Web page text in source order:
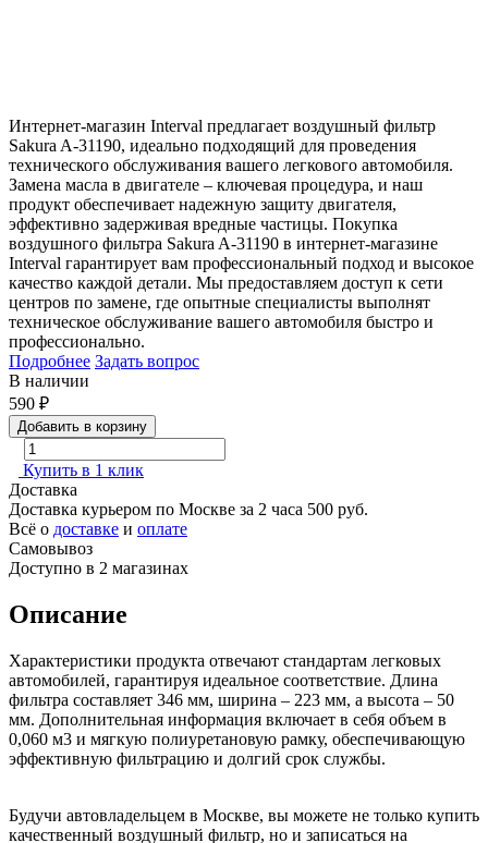
Интернет-магазин Interval предлагает воздушный фильтр
Sakura A-31190, идеально подходящий для проведения
технического обслуживания вашего легкового автомобиля.
Замена масла в двигателе – ключевая процедура, и наш
продукт обеспечивает надежную защиту двигателя,
эффективно задерживая вредные частицы. Покупка
воздушного фильтра Sakura A-31190 в интернет-магазине
Interval гарантирует вам профессиональный подход и высокое
качество каждой детали. Мы предоставляем доступ к сети
центров по замене, где опытные специалисты выполнят
техническое обслуживание вашего автомобиля быстро и
профессионально.
Подробнее Задать вопрос
В наличии
590 ₽
Добавить в корзину
Купить в 1 клик
Доставка
Доставка курьером по Москве за 2 часа 500 руб.
Всё о доставке и оплате
Самовывоз
Доступно в 2 магазинах
Описание
Характеристики продукта отвечают стандартам легковых
автомобилей, гарантируя идеальное соответствие. Длина
фильтра составляет 346 мм, ширина – 223 мм, а высота – 50
мм. Дополнительная информация включает в себя объем в
0,060 м3 и мягкую полиуретановую рамку, обеспечивающую
эффективную фильтрацию и долгий срок службы.
Будучи автовладельцем в Москве, вы можете не только купить
качественный воздушный фильтр, но и записаться на